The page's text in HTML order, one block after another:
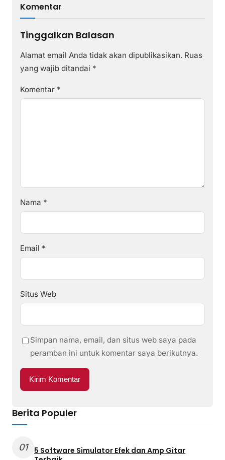
Komentar
Tinggalkan Balasan
Alamat email Anda tidak akan dipublikasikan. Ruas
yang wajib ditandai *
Komentar *
Nama *
Email *
Situs Web
Simpan nama, email, dan situs web saya pada
peramban ini untuk komentar saya berikutnya.
Berita Populer
01
5 Software Simulator Efek dan Amp Gitar